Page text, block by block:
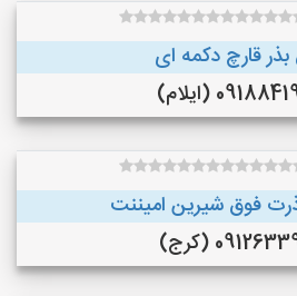
قارچ دکمه ای
(ایلام)
فوق شیرین امیننت
(کرج)